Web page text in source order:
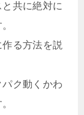
共に絶対に
る方法を説
ク動くかわ